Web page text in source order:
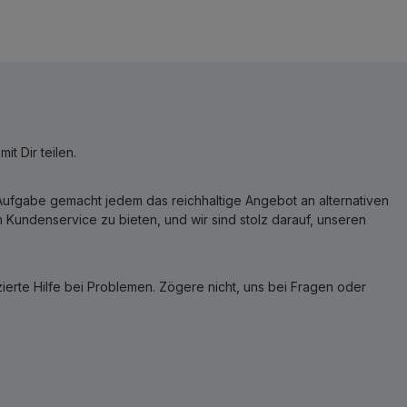
Dir teilen.
gemacht jedem das reichhaltige Angebot an alternativen
zu bieten, und wir sind stolz darauf, unseren
Hilfe bei Problemen. Zögere nicht, uns bei Fragen oder